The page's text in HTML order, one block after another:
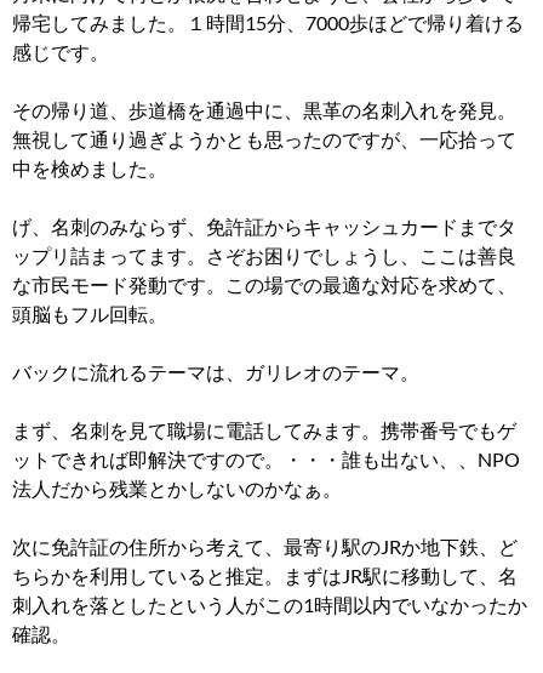
帰宅してみました。
１時間15分、7000歩ほどで帰り着ける
感じです。
その帰り道、歩道橋を通過中に、黒革の名刺入れを発見。
無視して通り過ぎようかとも思ったのですが、一応拾って
中を検めました。
げ、名刺のみならず、免許証からキャッシュカードまでタ
ップリ詰まってます。
さぞお困りでしょうし、ここは善良
な市民モード発動です。
この場での最適な対応を求めて、
頭脳もフル回転。
バックに流れるテーマは、ガリレオのテーマ。
まず、名刺を見て職場に電話してみます。携帯番号でもゲ
ットできれば即解決ですので。
・・・誰も出ない、、NPO
法人だから残業とかしないのかなぁ。
次に免許証の住所から考えて、最寄り駅のJRか地下鉄、ど
ちらかを利用していると推定。
まずはJR駅に移動して、名
刺入れを落としたという人がこの1時間以内でいなかったか
確認。